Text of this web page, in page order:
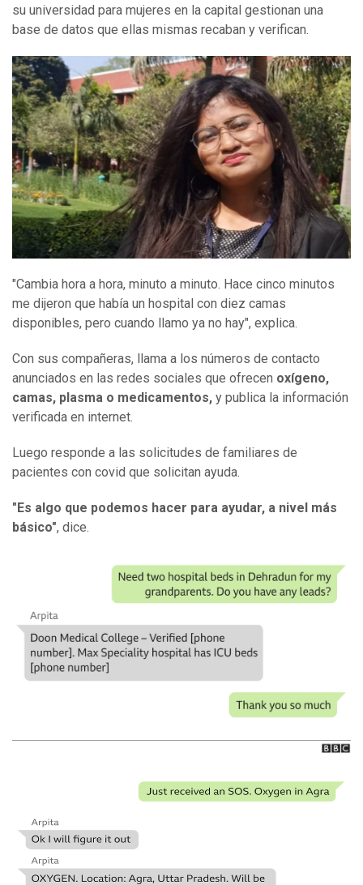
su universidad para mujeres en la capital gestionan una
base de datos que ellas mismas recaban y verifican.
"Cambia hora a hora, minuto a minuto. Hace cinco minutos
me dijeron que había un hospital con diez camas
disponibles, pero cuando llamo ya no hay", explica.
Con sus compañeras, llama a los números de contacto
anunciados en las redes sociales que ofrecen oxígeno,
camas, plasma o medicamentos, y publica la información
verificada en internet.
Luego responde a las solicitudes de familiares de
pacientes con covid que solicitan ayuda.
" Es algo que podemos hacer para ayudar, a nivel más
básico", dice.